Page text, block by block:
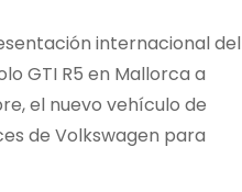
internacional del
GTI R5 en Mallorca a
el nuevo vehículo de
de Volkswagen para